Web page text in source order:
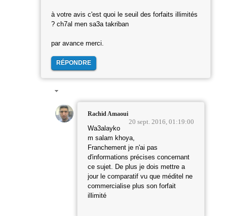
à votre avis c'est quoi le seuil des forfaits illimités
? ch7al men sa3a takriban
par avance merci.
RÉPONDRE
Rachid Amaoui
20 sept. 2016, 01:19:00
Wa3alayko
m salam khoya,
Franchement je n'ai pas
d'informations précises concernant
ce sujet. De plus je dois mettre a
jour le comparatif vu que méditel ne
commercialise plus son forfait
illimité